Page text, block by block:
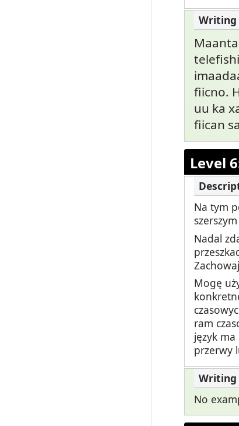
fiicno.
uu ka
fiican
Level
Na tym
Nadal
Mogę
ram
język
przerwy
No